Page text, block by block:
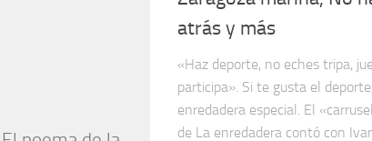
atrás y más
«Haz deporte, no eches tripa,
participa». Si te gusta el
enredadera especial. El
de La enredadera contó con